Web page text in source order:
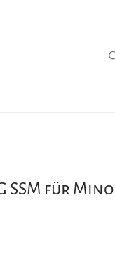
SSM für